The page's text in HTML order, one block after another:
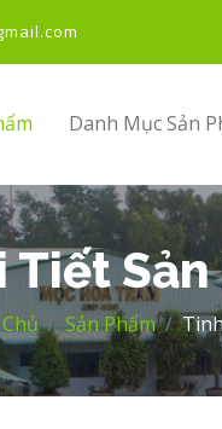
Danh Mục Sản
Tiết Sản
Sản Phẩm